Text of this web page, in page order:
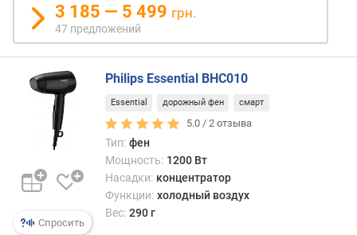
а
г
р
е
в
а
к
о
ц
3 185 — 5 499 грн.
47 предложений
Спросить
Philips Essential BHC010
Essential дорожный фен смарт
5.0 /2 отзыва
Тип: фен
Мощность: 1200 Вт
Насадки: концентратор
Функции: холодный воздух
Вес: 290 г